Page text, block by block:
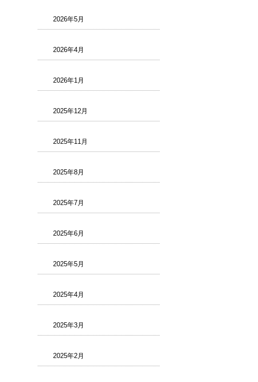
2026年5月
2026年4月
2026年1月
2025年12月
2025年11月
2025年8月
2025年7月
2025年6月
2025年5月
2025年4月
2025年3月
2025年2月